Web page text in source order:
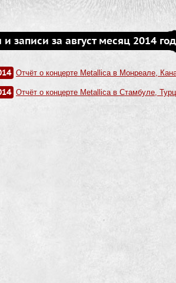
записи за август месяц 2014
Отчёт о концерте Metallica в Монреале,
Отчёт о концерте Metallica в Стамбуле,